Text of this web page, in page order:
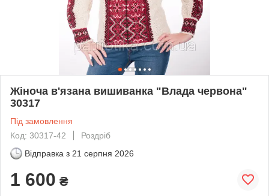
Жіноча в'язана вишиванка "Влада червона"
30317
Під замовлення
Код: 30317-42
Роздріб
Відправка з 21 серпня 2026
1 600 ₴